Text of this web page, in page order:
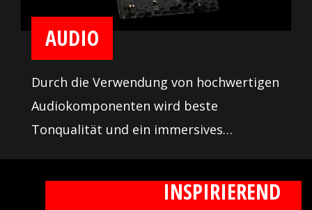
AUDIO
Durch die Verwendung von hochwertigen
Audiokomponenten wird beste
Tonqualität und ein immersives
Genieße atemberaubende Sounds beim
Gaming mit unseren Motherboards.
AUFREGEND UND
INSPIRIEREND